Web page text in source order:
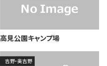
高見公園キャンプ場
吉野・奥吉野